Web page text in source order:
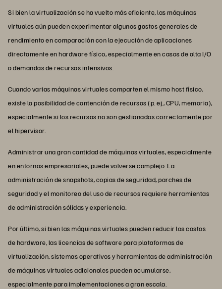
Si bien la virtualización se ha vuelto más eficiente, las máquinas
virtuales aún pueden experimentar algunos gastos generales de
rendimiento en comparación con la ejecución de aplicaciones
directamente en hardware físico, especialmente en casos de alta I/O
o demandas de recursos intensivos.
Cuando varias máquinas virtuales comparten el mismo host físico,
existe la posibilidad de contención de recursos (p. ej., CPU, memoria),
especialmente si los recursos no son gestionados correctamente por
el hipervisor.
Administrar una gran cantidad de máquinas virtuales, especialmente
en entornos empresariales, puede volverse complejo. La
administración de snapshots, copias de seguridad, parches de
seguridad y el monitoreo del uso de recursos requiere herramientas
de administración sólidas y experiencia.
Por último, si bien las máquinas virtuales pueden reducir los costos
de hardware, las licencias de software para plataformas de
virtualización, sistemas operativos y herramientas de administración
de máquinas virtuales adicionales pueden acumularse,
especialmente para implementaciones a gran escala.